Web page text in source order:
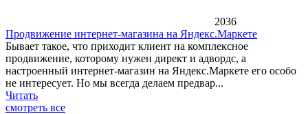
2036
Продвижение интернет-магазина на Яндекс.Маркете
Бывает такое, что приходит клиент на комплексное
продвижение, которому нужен директ и адвордс, а
настроенный интернет-магазин на Яндекс.Маркете его особо
не интересует. Но мы всегда делаем предвар...
Читать
смотреть все